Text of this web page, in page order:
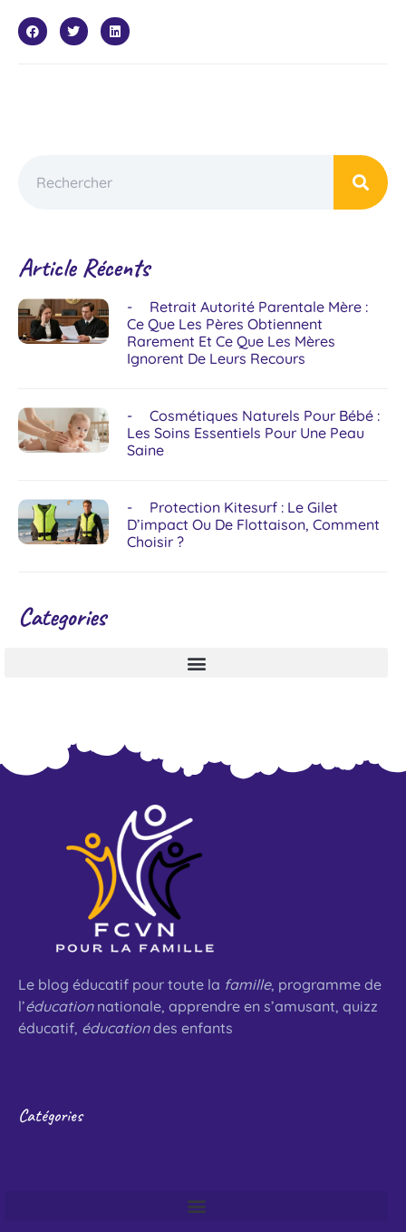
Article Récents
Retrait Autorité Parentale Mère :
Ce Que Les Pères Obtiennent
Rarement Et Ce Que Les Mères
Ignorent De Leurs Recours
Cosmétiques Naturels Pour Bébé :
Les Soins Essentiels Pour Une Peau
Saine
Protection Kitesurf : Le Gilet
D’impact Ou De Flottaison, Comment
Choisir ?
Categories
Le blog éducatif pour toute la famille, programme de
l’éducationnationale, apprendre en s’amusant, quizz
éducatif, éducationdes enfants
Catégories